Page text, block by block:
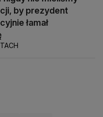
by prezydent
łamał